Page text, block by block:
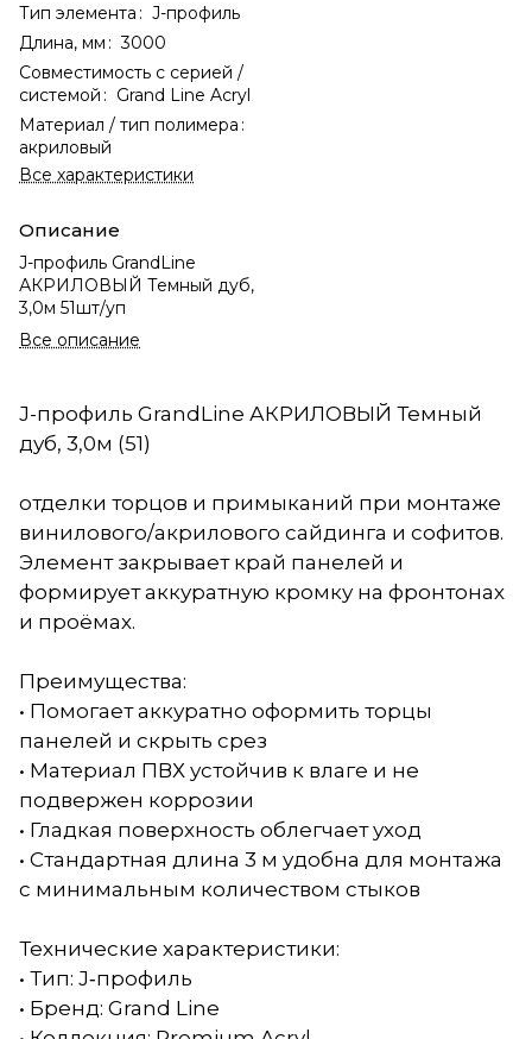
Тип элемента : J-профиль
Длина, мм : 3000
Совместимость с серией /
системой : Grand Line Acryl
Материал / тип полимера :
акриловый
Все характеристики
Описание
J-профиль GrandLine
АКРИЛОВЫЙ Темный дуб,
3,0м 51шт/уп
Все описание
J-профиль GrandLine АКРИЛОВЫЙ Темный
дуб, 3,0м (51)
отделки торцов и примыканий при монтаже
винилового/акрилового сайдинга и софитов.
Элемент закрывает край панелей и
формирует аккуратную кромку на фронтонах
и проёмах.
Преимущества:
• Помогает аккуратно оформить торцы
панелей и скрыть срез
• Материал ПВХ устойчив к влаге и не
подвержен коррозии
• Гладкая поверхность облегчает уход
• Стандартная длина 3 м удобна для монтажа
с минимальным количеством стыков
Технические характеристики:
• Тип: J‑профиль
• Бренд: Grand Line